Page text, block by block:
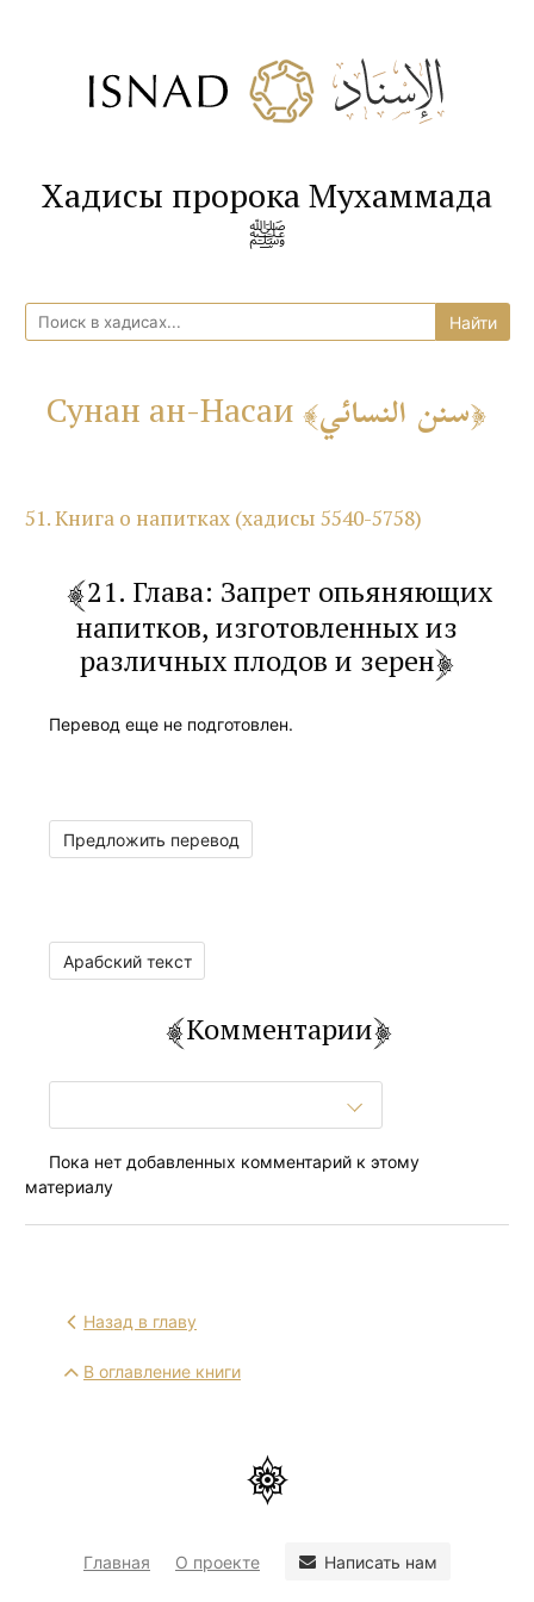
Хадисы пророка Мухаммада
ﷺ
Сунан ан-Насаи سنن النسائي
51. Книга о напитках (хадисы 5540-5758)
21. Глава: Запрет опьяняющих
напитков, изготовленных из
различных плодов и зерен
Перевод еще не подготовлен.
Предложить перевод
Арабский текст
Комментарии
Пока нет добавленных комментарий к этому
материалу
Назад в главу
В оглавление книги
Главная О проекте Написать нам